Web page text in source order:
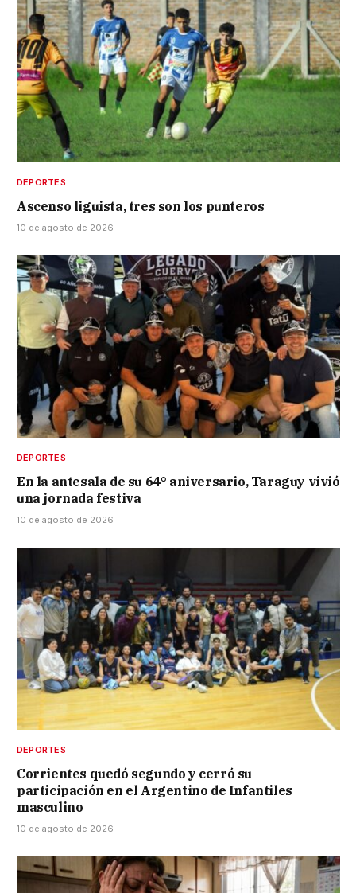
DEPORTES
Ascenso liguista, tres son los punteros
10 de agosto de 2026
DEPORTES
En la antesala de su 64° aniversario, Taraguy vivió
una jornada festiva
10 de agosto de 2026
DEPORTES
Corrientes quedó segundo y cerró su
participación en el Argentino de Infantiles
masculino
10 de agosto de 2026